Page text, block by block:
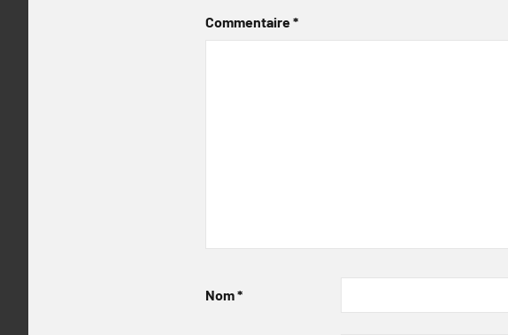
Commentaire*
Nom*